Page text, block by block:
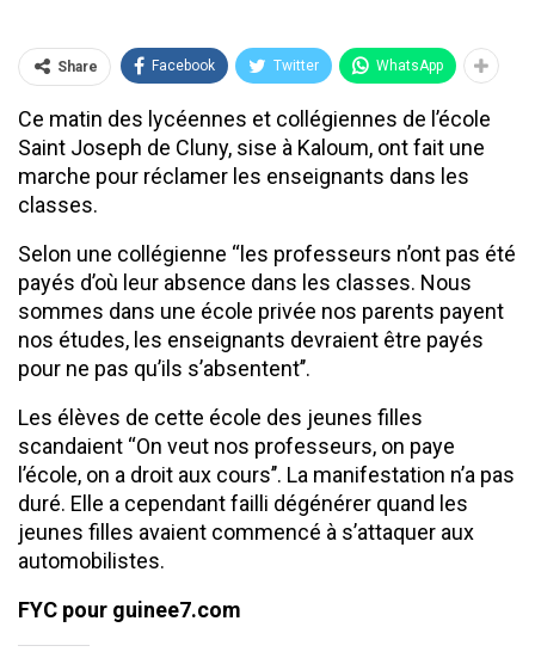
Share Facebook Twitter WhatsApp
Ce matin des lycéennes et collégiennes de l’école
Saint Joseph de Cluny, sise à Kaloum, ont fait une
marche pour réclamer les enseignants dans les
classes.
Selon une collégienne ‘‘les professeurs n’ont pas été
payés d’où leur absence dans les classes. Nous
sommes dans une école privée nos parents payent
nos études, les enseignants devraient être payés
pour ne pas qu’ils s’absentent’’.
Les élèves de cette école des jeunes filles
scandaient ‘‘On veut nos professeurs, on paye
l’école, on a droit aux cours’’. La manifestation n’a pas
duré. Elle a cependant failli dégénérer quand les
jeunes filles avaient commencé à s’attaquer aux
automobilistes.
FYC pour guinee7.com